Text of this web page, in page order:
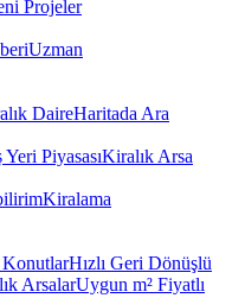
Projeler
Uzman
DaireHaritada Ara
PiyasasıKiralık Arsa
Kiralama
Hızlı Geri Dönüşlü
ArsalarUygun m² Fiyatlı